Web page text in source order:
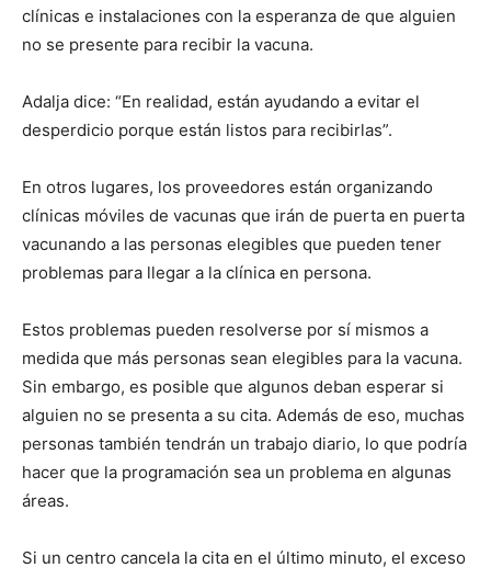
clínicas e instalaciones con la esperanza de que alguien
no se presente para recibir la vacuna.
Adalja dice: “En realidad, están ayudando a evitar el
desperdicio porque están listos para recibirlas”.
En otros lugares, los proveedores están organizando
clínicas móviles de vacunas que irán de puerta en puerta
vacunando a las personas elegibles que pueden tener
problemas para llegar a la clínica en persona.
Estos problemas pueden resolverse por sí mismos a
medida que más personas sean elegibles para la vacuna.
Sin embargo, es posible que algunos deban esperar si
alguien no se presenta a su cita. Además de eso, muchas
personas también tendrán un trabajo diario, lo que podría
hacer que la programación sea un problema en algunas
áreas.
Si un centro cancela la cita en el último minuto, el exceso